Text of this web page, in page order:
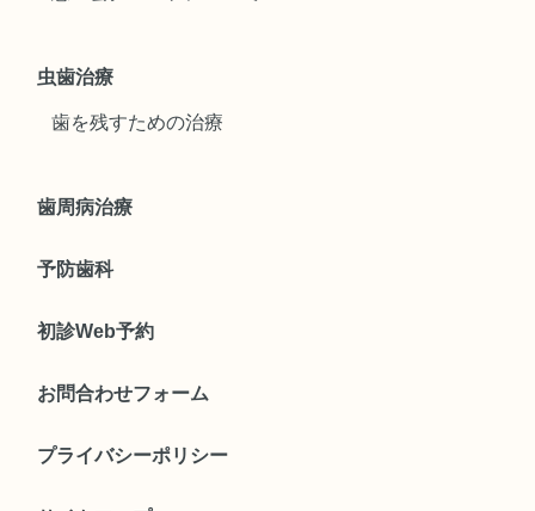
虫歯治療
歯を残すための治療
歯周病治療
予防歯科
初診Web予約
お問合わせフォーム
プライバシーポリシー